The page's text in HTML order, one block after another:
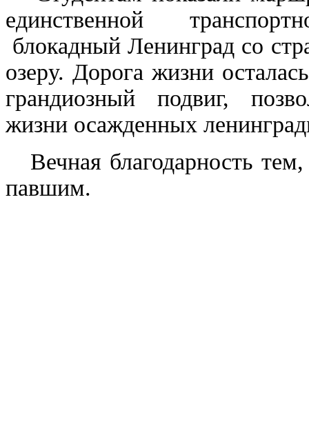
единственной
блокадный Ленинград со
озеру. Дорога жизни
грандиозный подвиг,
жизни осажденных
Вечная благодарность
павшим.